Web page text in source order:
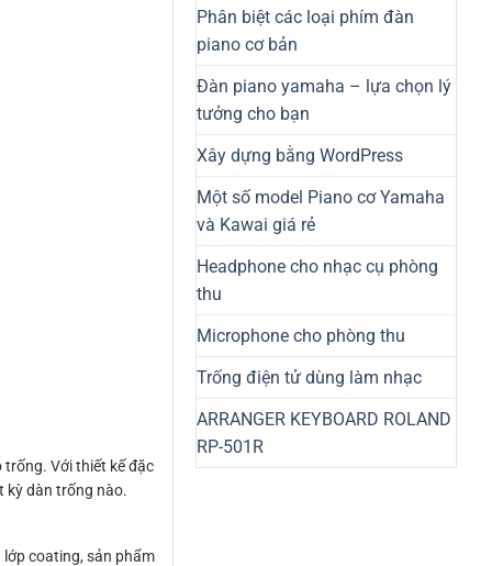
Phân biệt các loại phím đàn
piano cơ bản
Đàn piano yamaha – lựa chọn lý
tưởng cho bạn
Xây dựng bằng WordPress
Một số model Piano cơ Yamaha
và Kawai giá rẻ
Headphone cho nhạc cụ phòng
thu
Microphone cho phòng thu
Trống điện tử dùng làm nhạc
ARRANGER KEYBOARD ROLAND
RP-501R
Với thiết kế đặc
kỳ dàn trống nào.
coating, sản phẩm